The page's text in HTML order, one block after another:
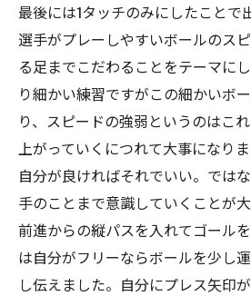
最後には1タッチのみにしたことで
選手がプレーしやすいボールのス
る足までこだわることをテーマに
り細かい練習ですがこの細かいボ
り、スピードの強弱というのはこ
上がっていくにつれて大事になりま
自分が良ければそれでいい。では
手のことまで意識していくことが大
前進からの縦パスを入れてゴール
は自分がフリーならボールを少し
し伝えました。自分にプレス矢印